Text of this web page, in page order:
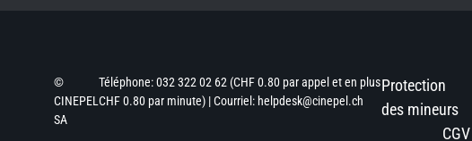
©
CINEPEL
SA
Téléphone: 032 322 02 62 (CHF 0.80 par appel et en plus
CHF 0.80 par minute) | Courriel: helpdesk@cinepel.ch
Protection
des mineurs
CGV